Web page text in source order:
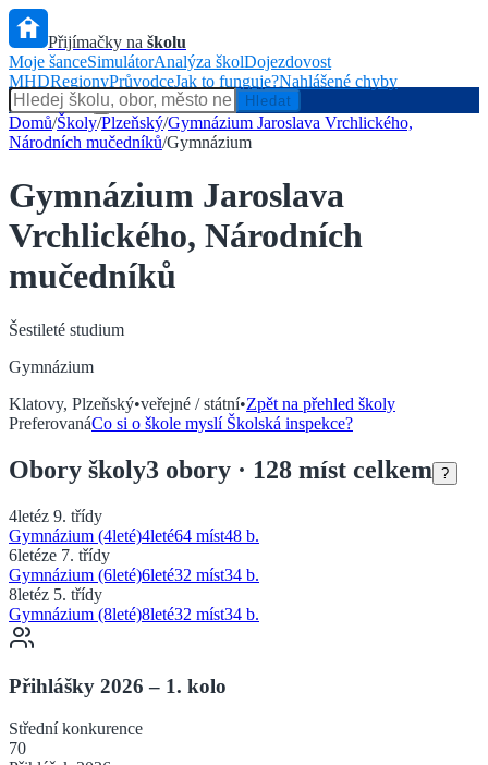
Přijímačky na školu
Moje šanceSimulátorAnalýza školDojezdovost
MHDRegionyPrůvodceJak to funguje?Nahlášené chyby
Hlídač státu
Hledat
Domů/Školy/Plzeňský/Gymnázium Jaroslava Vrchlického,
Národních mučedníků/Gymnázium
Gymnázium Jaroslava
Vrchlického, Národních
mučedníků
Šestileté studium
Gymnázium
Klatovy, Plzeňský•veřejné / státní•Zpět na přehled školy
PreferovanáCo si o škole myslí Školská inspekce?
Obory školy3 obory · 128 míst celkem ?
4letéz 9. třídy
Gymnázium (4leté)4leté64 míst48 b.
6letéze 7. třídy
Gymnázium (6leté)6leté32 míst34 b.
8letéz 5. třídy
Gymnázium (8leté)8leté32 míst34 b.
Přihlášky 2026 – 1. kolo
Středníkonkurence
70